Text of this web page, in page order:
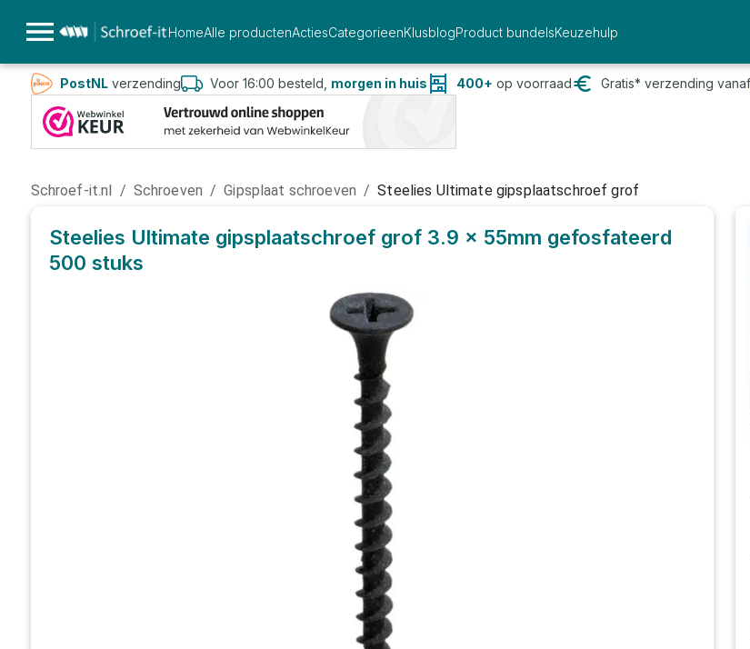
HomeAlle productenActiesCategorieenKlusblogProduct bundelsKeuzehulp
PostNLverzending Voor 16:00 besteld, morgen in huis 400+ op voorraad Gratis* verzending vanaf
Schroef-it.nl / Schroeven / Gipsplaat schroeven / Steelies Ultimate gipsplaatschroef grof
Steelies Ultimate gipsplaatschroef grof 3.9 x 55mm gefosfateerd
500 stuks